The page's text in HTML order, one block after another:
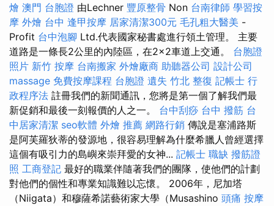
燴 澳門 台胞證 由Lechner 豐原整骨 Non 台南律師 學習按
摩 外燴 台中 逢甲按摩 居家清潔300元 毛孔粗大醫美 -
Profit 台中泡腳 Ltd.代表國家秘書處進行領土管理。 主要
道路是一條長2公里的內陸區，在2×2車道上交通。 台胞證
照片 新竹 按摩 台南搬家 外燴廠商 助聽器公司 設計公司
massage 免費按摩課程 台胞證 遺失 竹北 整復 記帳士 行
政程序法 註冊我們的新聞通訊，您將是第一個了解我們最
新促銷和最後一刻報價的人之一。 台中刮痧 台中 撥筋 台
中居家清潔 seo軟體 外燴 推薦 網路行銷 傳說是塞浦路斯
是阿芙羅狄蒂的發源地，很容易理解為什麼希臘人曾經選擇
這個有吸引力的島嶼來崇拜愛的女神... 記帳士 職缺 撥筋證
照 工商登記 最好的職業伴隨著我們的團隊，使他們的計劃
對他們的個性和專業知識難以忘懷。 2006年，尼加塔
（Niigata）和穆薩希諾藝術家大學（Musashino 頭痛 按摩